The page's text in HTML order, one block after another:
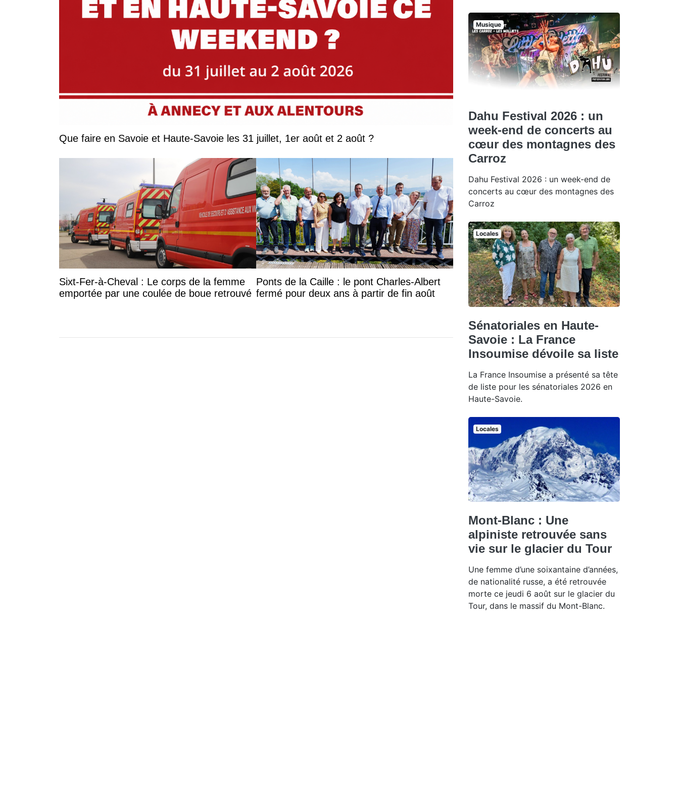
Que faire en Savoie et Haute-Savoie les 31 juillet, 1er août et 2 août ?
Sixt-Fer-à-Cheval : Le corps de la femme
emportée par une coulée de boue retrouvé
Ponts de la Caille : le pont Charles-Albert
fermé pour deux ans à partir de fin août
Musique
Dahu Festival 2026 : un
week-end de concerts au
cœur des montagnes des
Carroz
Dahu Festival 2026 : un week-end de
concerts au cœur des montagnes des
Carroz
Locales
Sénatoriales en Haute-
Savoie : La France
Insoumise dévoile sa liste
La France Insoumise a présenté sa tête
de liste pour les sénatoriales 2026 en
Haute-Savoie.
Locales
Mont-Blanc : Une
alpiniste retrouvée sans
vie sur le glacier du Tour
Une femme d’une soixantaine d’années,
de nationalité russe, a été retrouvée
morte ce jeudi 6 août sur le glacier du
Tour, dans le massif du Mont-Blanc.